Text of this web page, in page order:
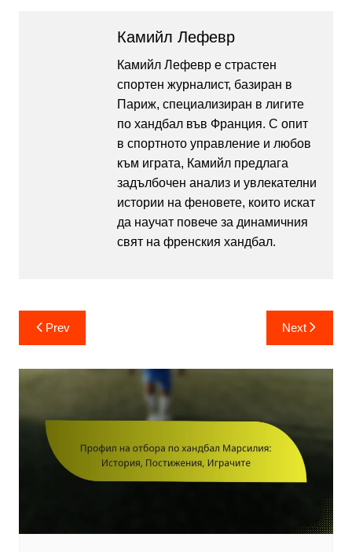
Камийл Лефевр
Камийл Лефевр е страстен
спортен журналист, базиран в
Париж, специализиран в лигите
по хандбал във Франция. С опит
в спортното управление и любов
към играта, Камийл предлага
задълбочен анализ и увлекателни
истории на феновете, които искат
да научат повече за динамичния
свят на френския хандбал.
Post
navigation
Prev Next